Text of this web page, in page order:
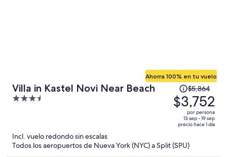
Villa in Kastel Novi Near Beach
3.5
5
Ahorra 100% en tu vuelo
precio
era
$5,864
y
ahora
$5,864
$3,752
por persona
13 sep - 19 sep
precio hace 1 día
Incl. vuelo redondo sin escalas
Todos los aeropuertos de Nueva York (NYC) a Split (SPU)